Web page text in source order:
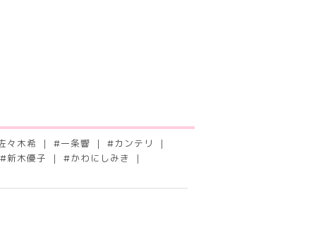
々木希 #一条響 # カンテリ
#新木優子 #かわにしみき